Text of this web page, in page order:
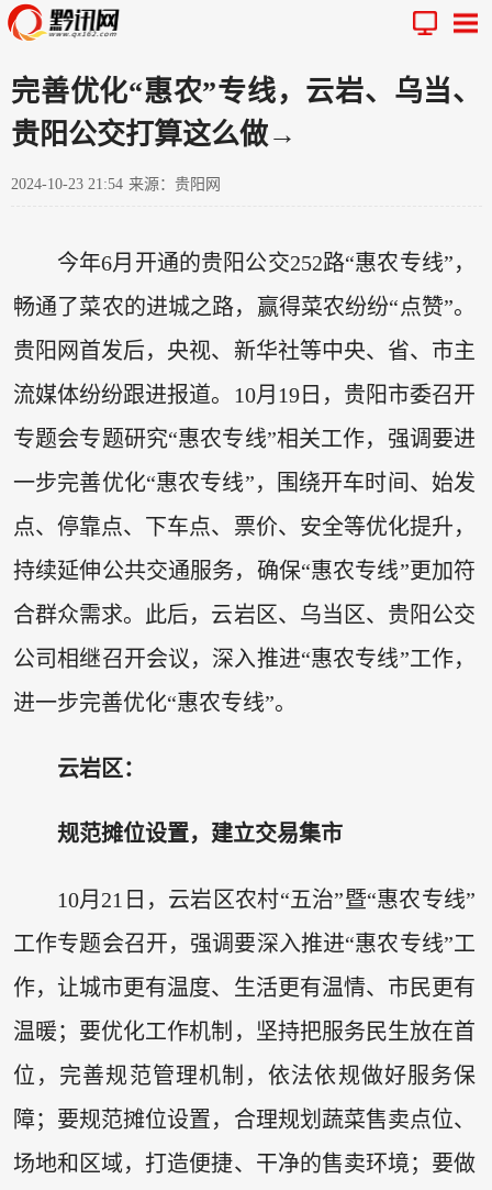
完善优化“惠农”专线，云岩、乌当、
贵阳公交打算这么做→
2024-10-23 21:54 来源：贵阳网
今年6月开通的贵阳公交252路“惠农专线”，
畅通了菜农的进城之路，赢得菜农纷纷“点赞”。
贵阳网首发后，央视、新华社等中央、省、市主
流媒体纷纷跟进报道。10月19日，贵阳市委召开
专题会专题研究“惠农专线”相关工作，强调要进
一步完善优化“惠农专线”，围绕开车时间、始发
点、停靠点、下车点、票价、安全等优化提升，
持续延伸公共交通服务，确保“惠农专线”更加符
合群众需求。此后，云岩区、乌当区、贵阳公交
公司相继召开会议，深入推进“惠农专线”工作，
进一步完善优化“惠农专线”。
云岩区：
规范摊位设置，建立交易集市
10月21日，云岩区农村“五治”暨“惠农专线”
工作专题会召开，强调要深入推进“惠农专线”工
作，让城市更有温度、生活更有温情、市民更有
温暖；要优化工作机制，坚持把服务民生放在首
位，完善规范管理机制，依法依规做好服务保
障；要规范摊位设置，合理规划蔬菜售卖点位、
场地和区域，打造便捷、干净的售卖环境；要做